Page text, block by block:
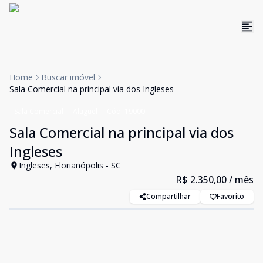
Home
Buscar imóvel
Sala Comercial na principal via dos Ingleses
Sala Comercial na principal via dos
Ingleses
Ingleses, Florianópolis - SC
R$ 2.350,00/ mês
Compartilhar Favorito